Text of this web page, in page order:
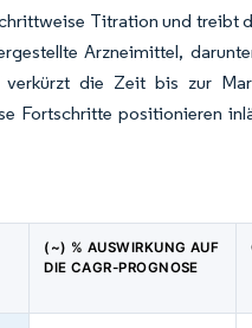
Titration und treibt
Arzneimittel,
verkürzt die Zeit bis zur
Fortschritte positionieren
(~) % AUSWIRKUNG AUF
DIE CAGR-PROGNOSE